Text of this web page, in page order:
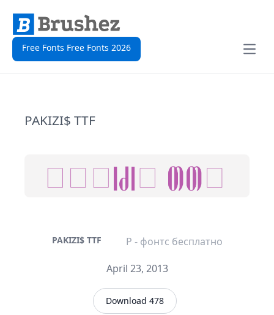
Free Fonts Free Fonts 2026
Open
PAKIZI$ TTF
PAKIZI$ TTF
P - фонтс бесплатно
April 23, 2013
Download 478